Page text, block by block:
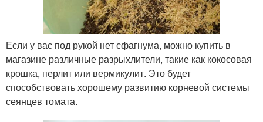
Если у вас под рукой нет сфагнума, можно купить в
магазине различные разрыхлители, такие как кокосовая
крошка, перлит или вермикулит. Это будет
способствовать хорошему развитию корневой системы
сеянцев томата.